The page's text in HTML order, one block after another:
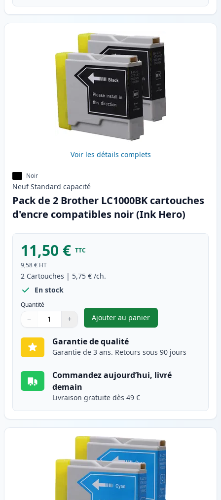
Voir les détails complets
Noir
Neuf Standard capacité
Pack de 2 Brother LC1000BK cartouches
d'encre compatibles noir (Ink Hero)
11,50 € TTC
9,58 € HT
2 Cartouches | 5,75 € /ch.
En stock
Quantité
Quantité
Utilisez les boutons pour ajuster
− +
Quantité
Ajouter au panier
,Pack de 2 Brother
Garantie de qualité
Garantie de 3 ans. Retours sous 90 jours
Commandez aujourd’hui, livré
demain
Livraison gratuite dès 49 €